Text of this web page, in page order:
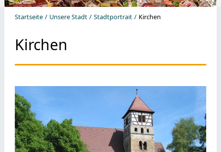
Startseite Unsere Stadt Stadtportrait Kirchen
Kirchen